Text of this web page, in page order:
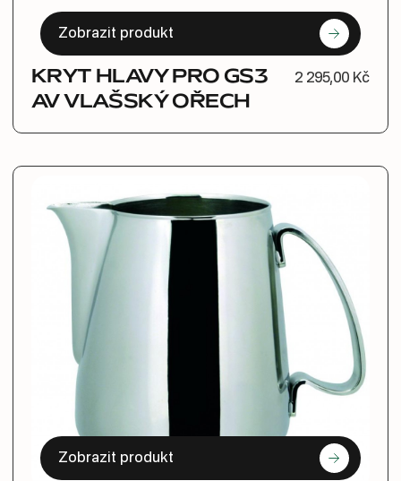
Zobrazit produkt
KRYT HLAVY PRO GS3
AV VLAŠSKÝ OŘECH
2 295,00 Kč
Zobrazit produkt